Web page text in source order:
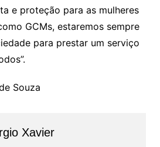
e proteção para as mulheres
GCMs, estaremos sempre
para prestar um serviço
Souza
Xavier